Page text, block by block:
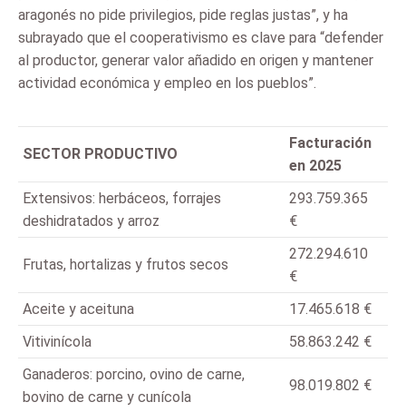
aragonés no pide privilegios, pide reglas justas”, y ha
subrayado que el cooperativismo es clave para “defender
al productor, generar valor añadido en origen y mantener
actividad económica y empleo en los pueblos”.
SECTOR PRODUCTIVO
Facturación
en 2025
Extensivos: herbáceos, forrajes
deshidratados y arroz
293.759.365
€
Frutas, hortalizas y frutos secos
272.294.610
€
Aceite y aceituna
17.465.618 €
Vitivinícola
58.863.242 €
Ganaderos: porcino, ovino de carne,
bovino de carne y cunícola
98.019.802 €